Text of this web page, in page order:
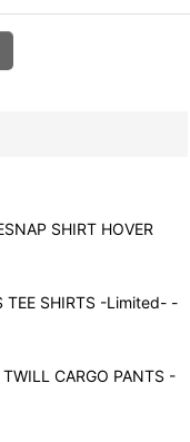
SHIRT HOVER
TEE SHIRTS -Limited- -
CARGO PANTS -